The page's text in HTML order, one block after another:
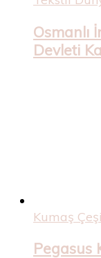
Osmanlı
Devleti
Kumaş
Pegasus